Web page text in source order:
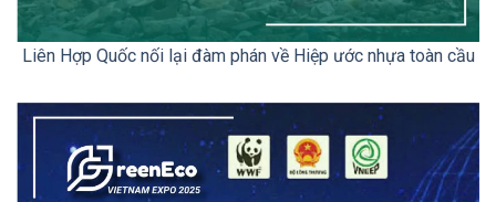
Liên Hợp Quốc nối lại đàm phán về Hiệp ước nhựa toàn cầu